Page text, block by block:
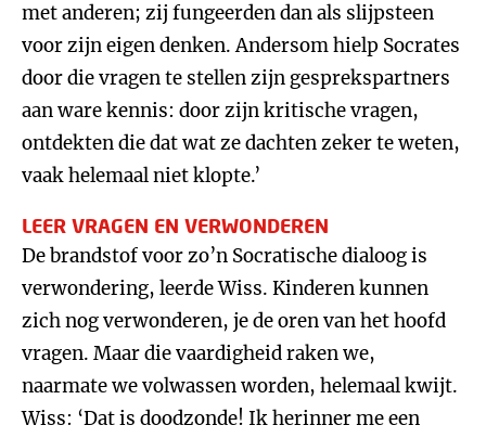
met anderen; zij fungeerden dan als slijpsteen
voor zijn eigen denken. Andersom hielp Socrates
door die vragen te stellen zijn gesprekspartners
aan ware kennis: door zijn kritische vragen,
ontdekten die dat wat ze dachten zeker te weten,
vaak helemaal niet klopte.’
LEER VRAGEN EN VERWONDEREN
De brandstof voor zo’n Socratische dialoog is
verwondering, leerde Wiss. Kinderen kunnen
zich nog verwonderen, je de oren van het hoofd
vragen. Maar die vaardigheid raken we,
naarmate we volwassen worden, helemaal kwijt.
Wiss: ‘Dat is doodzonde! Ik herinner me een